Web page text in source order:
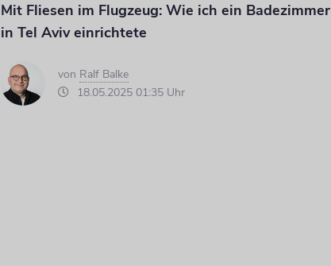
Mit Fliesen im Flugzeug: Wie ich ein Badezimmer
in Tel Aviv einrichtete
von Ralf Balke
18.05.2025 01:35 Uhr